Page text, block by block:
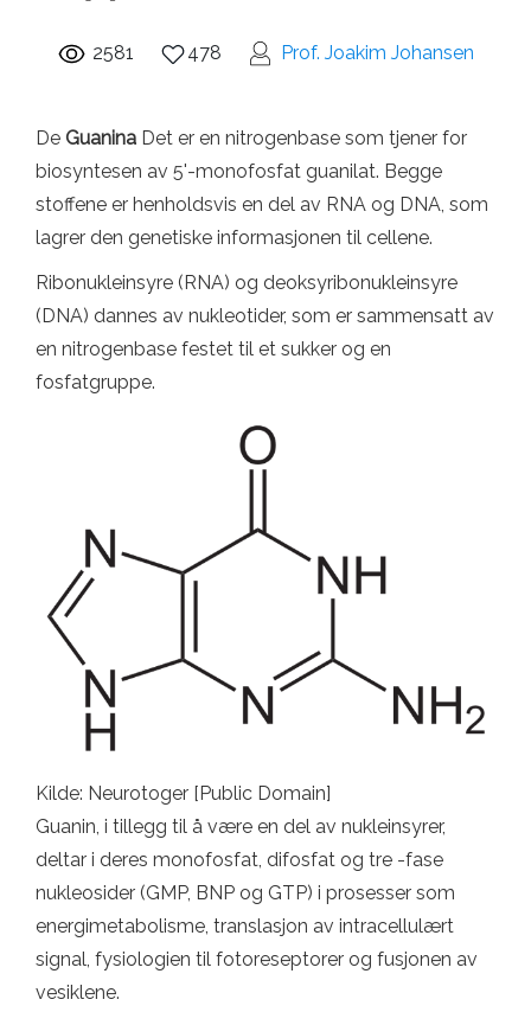
2581 478 Prof. Joakim Johansen
De Guanina Det er en nitrogenbase som tjener for
biosyntesen av 5'-monofosfat guanilat. Begge
stoffene er henholdsvis en del av RNA og DNA, som
lagrer den genetiske informasjonen til cellene.
Ribonukleinsyre (RNA) og deoksyribonukleinsyre
(DNA) dannes av nukleotider, som er sammensatt av
en nitrogenbase festet til et sukker og en
fosfatgruppe.
Kilde: Neurotoger [Public Domain]
Guanin, i tillegg til å være en del av nukleinsyrer,
deltar i deres monofosfat, difosfat og tre -fase
nukleosider (GMP, BNP og GTP) i prosesser som
energimetabolisme, translasjon av intracellulært
signal, fysiologien til fotoreseptorer og fusjonen av
vesiklene.